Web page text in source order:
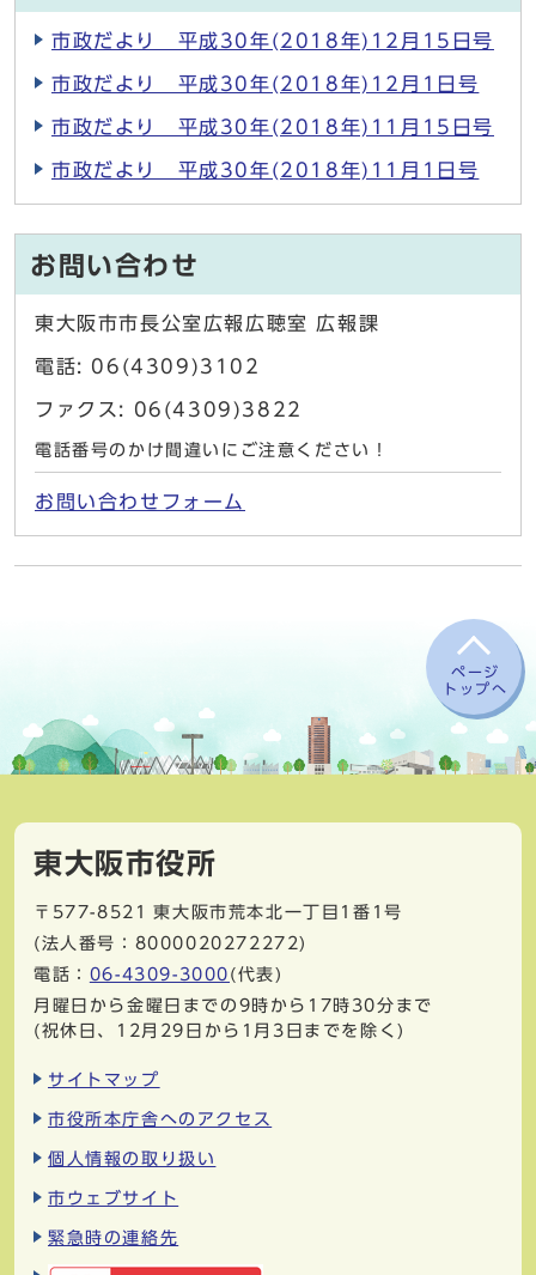
市政だより 平成30年(2018年)12月15日号
市政だより 平成30年(2018年)12月1日号
市政だより 平成30年(2018年)11月15日号
市政だより 平成30年(2018年)11月1日号
お問い合わせ
東大阪市市長公室広報広聴室 広報課
電話: 06(4309)3102
ファクス: 06(4309)3822
電話番号のかけ間違いにご注意ください！
お問い合わせフォーム
ページ
トップへ
東大阪市役所
〒577-8521
東大阪市荒本北一丁目1番1号
(法人番号：8000020272272)
電話： 06-4309-3000 (代表)
月曜日から金曜日までの9時から17時30分まで
(祝休日、12月29日から1月3日までを除く)
サイトマップ
市役所本庁舎へのアクセス
個人情報の取り扱い
市ウェブサイト
緊急時の連絡先